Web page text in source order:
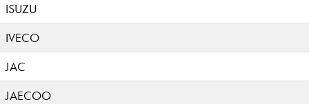
ISUZU
IVECO
JAC
JAECOO